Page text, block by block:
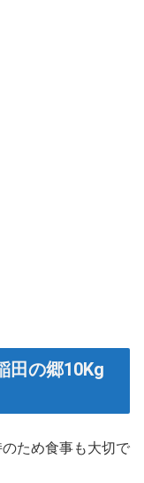
田の郷10Kg
ため食事も大切で